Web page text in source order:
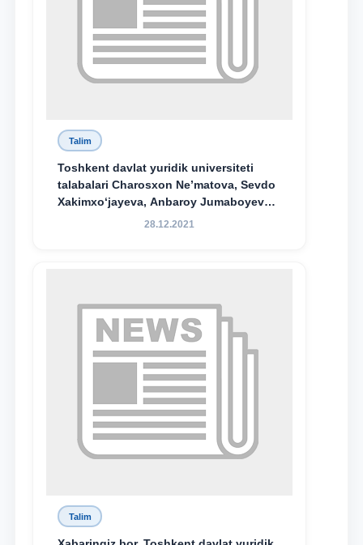
Talim
Toshkent davlat yuridik universiteti
talabalari Charosxon Ne’matova, Sevdo
Xakimxo‘jayeva, Anbaroy Jumaboyeva
hamda TDYU qoshidagi M.S.Vosiqova
bo‘ldi.
28.12.2021
Talim